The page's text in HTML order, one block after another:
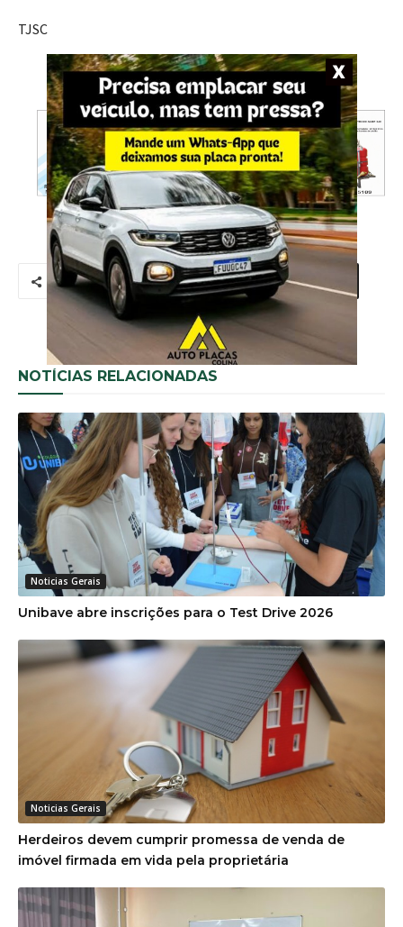
TJSC
- Anúncio -
NOTÍCIAS RELACIONADAS
Noticias Gerais
Unibave abre inscrições para o Test Drive 2026
Noticias Gerais
Herdeiros devem cumprir promessa de venda de
imóvel firmada em vida pela proprietária